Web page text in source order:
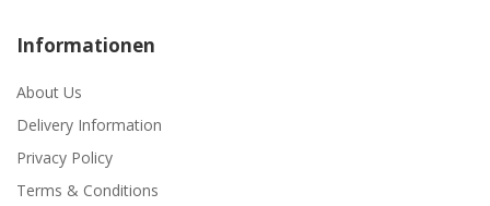
Informationen
About Us
Delivery Information
Privacy Policy
Terms & Conditions